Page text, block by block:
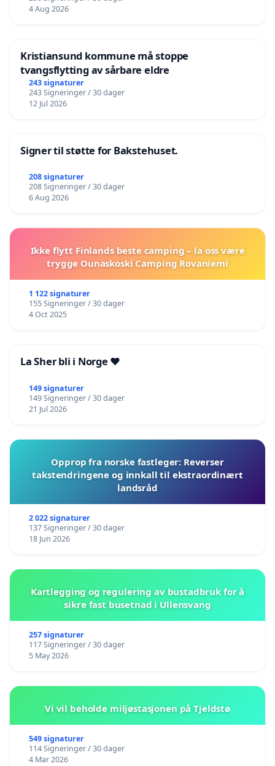
4 Aug 2026
Kristiansund kommune må stoppe
tvangsflytting av sårbare eldre
243 signaturer
243 Signeringer / 30 dager
12 Jul 2026
Signer til støtte for Bakstehuset.
208 signaturer
208 Signeringer / 30 dager
6 Aug 2026
Ikke flytt Finlands beste camping – la oss være
trygge Ounaskoski Camping Rovaniemi
1 122 signaturer
155 Signeringer / 30 dager
4 Oct 2025
La Sher bli i Norge ❤️
149 signaturer
149 Signeringer / 30 dager
21 Jul 2026
Opprop fra norske fastleger: Reverser
takstendringene og innkall til ekstraordinært
landsråd
2 022 signaturer
137 Signeringer / 30 dager
18 Jun 2026
Kartlegging og regulering av bustadbruk for å
sikre fast busetnad i Ullensvang
257 signaturer
117 Signeringer / 30 dager
5 May 2026
Vi vil beholde miljøstasjonen på Tjeldstø
549 signaturer
114 Signeringer / 30 dager
4 Mar 2026